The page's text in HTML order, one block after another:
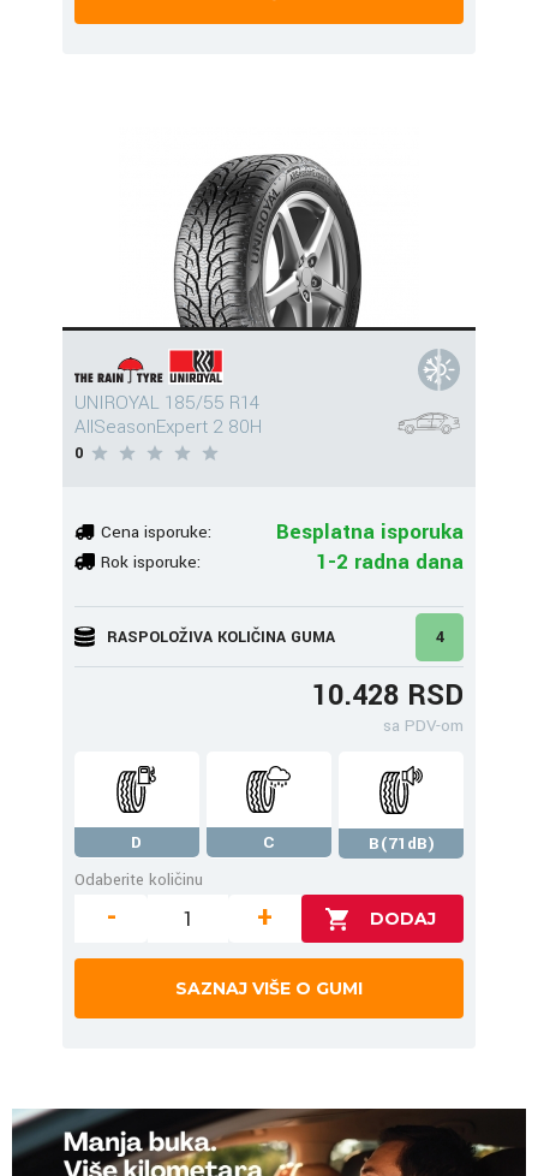
UNIROYAL 185/55 R14
AllSeasonExpert 2 80H
0
Cena isporuke: Besplatna isporuka
Rok isporuke: 1-2 radna dana
RASPOLOŽIVA KOLIČINA GUMA 4
10.428 RSD
sa PDV-om
D C
B(71dB)
Odaberite količinu
- +
SAZNAJ VIŠE O GUMI